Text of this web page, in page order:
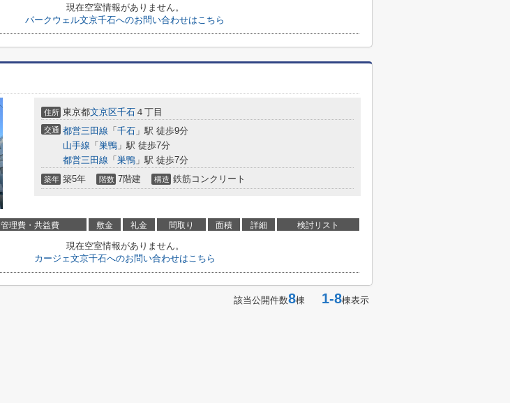
現在空室情報がありません。
パークウェル文京千石へのお問い合わせはこちら
住所 東京都文京区千石 ４丁目
交通 都営三田線 「 千石 」駅 徒歩9分
山手線 「 巣鴨 」駅 徒歩7分
都営三田線 「 巣鴨 」駅 徒歩7分
築年 築5年 階数 7階建 構造 鉄筋コンクリート
管理費・共益費 敷金 礼金 間取り 面積 詳細 検討リスト
現在空室情報がありません。
カージェ文京千石へのお問い合わせはこちら
該当公開件数8棟 1-8棟表示